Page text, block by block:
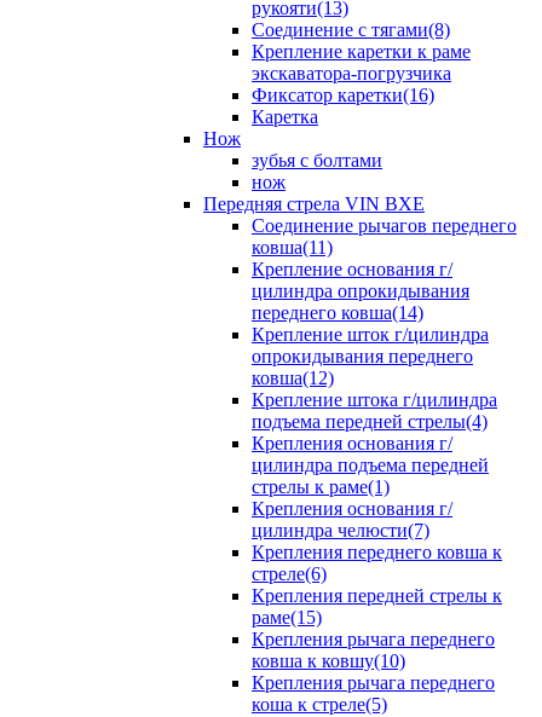
рукояти(13)
Соединение с тягами(8)
Крепление каретки к раме
экскаватора-погрузчика
Фиксатор каретки(16)
Каретка
Нож
зубья с болтами
нож
Передняя стрела VIN BXE
Cоединение рычагов переднего
ковша(11)
Крепление основания г/
цилиндра опрокидывания
переднего ковша(14)
Крепление шток г/цилиндра
опрокидывания переднего
ковша(12)
Крепление штока г/цилиндра
подъема передней стрелы(4)
Крепления основания г/
цилиндра подъема передней
стрелы к раме(1)
Крепления основания г/
цилиндра челюсти(7)
Крепления переднего ковша к
стреле(6)
Крепления передней стрелы к
раме(15)
Крепления рычага переднего
ковша к ковшу(10)
Крепления рычага переднего
коша к стреле(5)